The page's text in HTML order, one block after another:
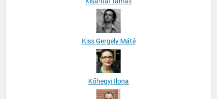
Kiss Gergely Máté
Kőhegyi Ilona